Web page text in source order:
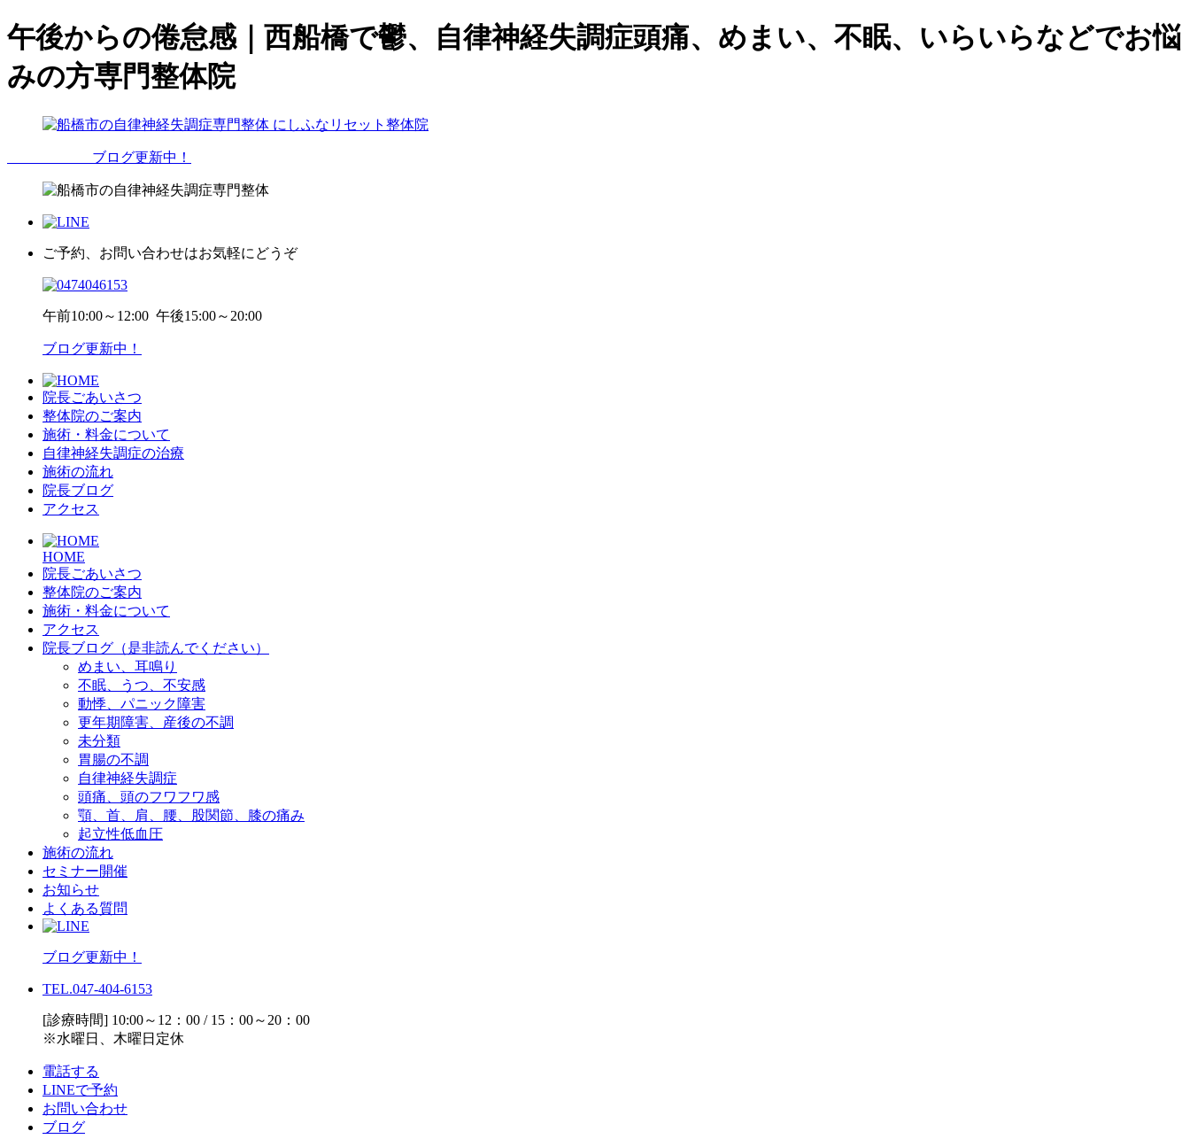
午後からの倦怠感｜西船橋で鬱、自律神経失調症頭痛、めまい、不眠、いらいらなどでお悩
みの方専門整体院
ブログ更新中！
ご予約、お問い合わせはお気軽にどうぞ
午前10:00～12:00 午後15:00～20:00
ブログ更新中！
院長ごあいさつ
整体院のご案内
施術・料金について
自律神経失調症の治療
施術の流れ
院長ブログ
アクセス
HOME
院長ごあいさつ
整体院のご案内
施術・料金について
アクセス
院長ブログ（是非読んでください）
めまい、耳鳴り
不眠、うつ、不安感
動悸、パニック障害
更年期障害、産後の不調
未分類
胃腸の不調
自律神経失調症
頭痛、頭のフワフワ感
顎、首、肩、腰、股関節、膝の痛み
起立性低血圧
施術の流れ
セミナー開催
お知らせ
よくある質問
ブログ更新中！
TEL.047-404-6153
[診療時間] 10:00～12：00 / 15：00～20：00
※水曜日、木曜日定休
電話する
LINEで予約
お問い合わせ
ブログ